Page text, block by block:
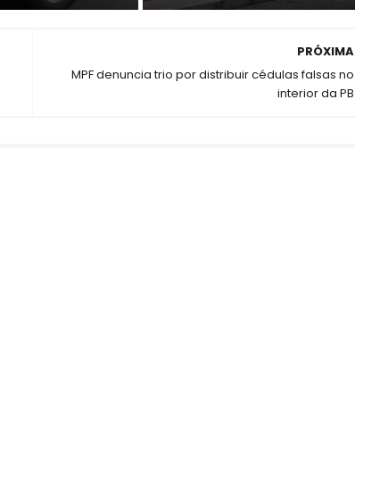
PRÓXIMA
MPF denuncia trio por distribuir cédulas falsas no
interior da PB